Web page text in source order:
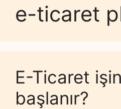
e-ticaret
E-Ticaret
başlanır?